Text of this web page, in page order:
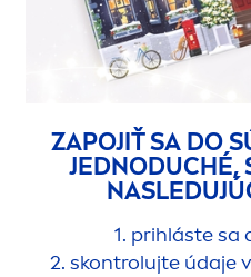
ZAPOJIŤ SA DO
JEDNODUCHÉ,
1. prihláste sa
2. skontrolujte údaje